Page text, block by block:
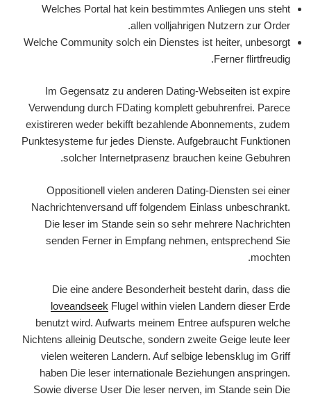
Welches Portal hat kein bestimmtes Anliegen uns steht
allen volljahrigen Nutzern zur Order.
Welche Community solch ein Dienstes ist heiter, unbesorgt
Ferner flirtfreudig.
Im Gegensatz zu anderen Dating-Webseiten ist expire
Verwendung durch FDating komplett gebuhrenfrei. Parece
existireren weder bekifft bezahlende Abonnements, zudem
Punktesysteme fur jedes Dienste. Aufgebraucht Funktionen
solcher Internetprasenz brauchen keine Gebuhren.
Oppositionell vielen anderen Dating-Diensten sei einer
Nachrichtenversand uff folgendem Einlass unbeschrankt.
Die leser im Stande sein so sehr mehrere Nachrichten
senden Ferner in Empfang nehmen, entsprechend Sie
mochten.
Die eine andere Besonderheit besteht darin, dass die
loveandseek Flugel within vielen Landern dieser Erde
benutzt wird. Aufwarts meinem Entree aufspuren welche
Nichtens alleinig Deutsche, sondern zweite Geige leute leer
vielen weiteren Landern. Auf selbige lebensklug im Griff
haben Die leser internationale Beziehungen anspringen.
Sowie diverse User Die leser nerven, im Stande sein Die